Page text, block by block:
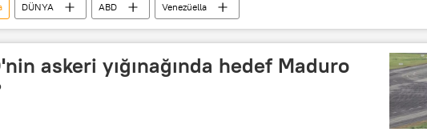
DÜNYA ABD Venezüella
askeri yığınağında hedef Maduro